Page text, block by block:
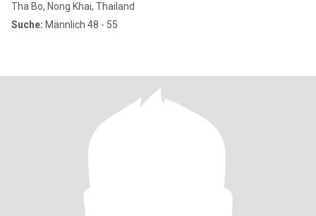
Tha Bo, Nong Khai, Thailand
Suche: Männlich 48 - 55